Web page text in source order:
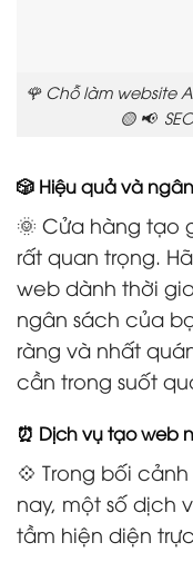
🌹 Chỗ làm website
🟡 📢
🎲 Hiệu quả và
🌞 Cửa hàng tạo
rất quan trọng.
web dành thời
ngân sách của
ràng và nhất
cần trong suốt
⏰ Dịch vụ tạo web
💠 Trong bối
nay, một số dịch
tầm hiện diện